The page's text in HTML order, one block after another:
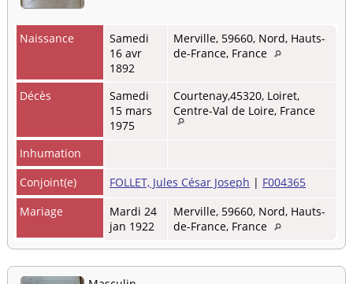
Naissance
Samedi
16 avr
1892
Merville, 59660, Nord, Hauts-
de-France, France
Décès
Samedi
15 mars
1975
Courtenay,45320, Loiret,
Centre-Val de Loire, France
Inhumation
Conjoint(e)
FOLLET, Jules César Joseph | F004365
Mariage
Mardi 24
jan 1922
Merville, 59660, Nord, Hauts-
de-France, France